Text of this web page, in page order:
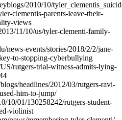
2010/10/
clementis-parents-leave-their-
views
11/10/us/tyler-clementi-family-
news-events/stories/2018/2/2/jane-
to-stopping-cyberbullying
rutgers-trial-witness-admits-lying-
headlines/2012/03/rutgers-ravi-
him-to-jump/
10/01/130258242/rutgers-student-
violinist